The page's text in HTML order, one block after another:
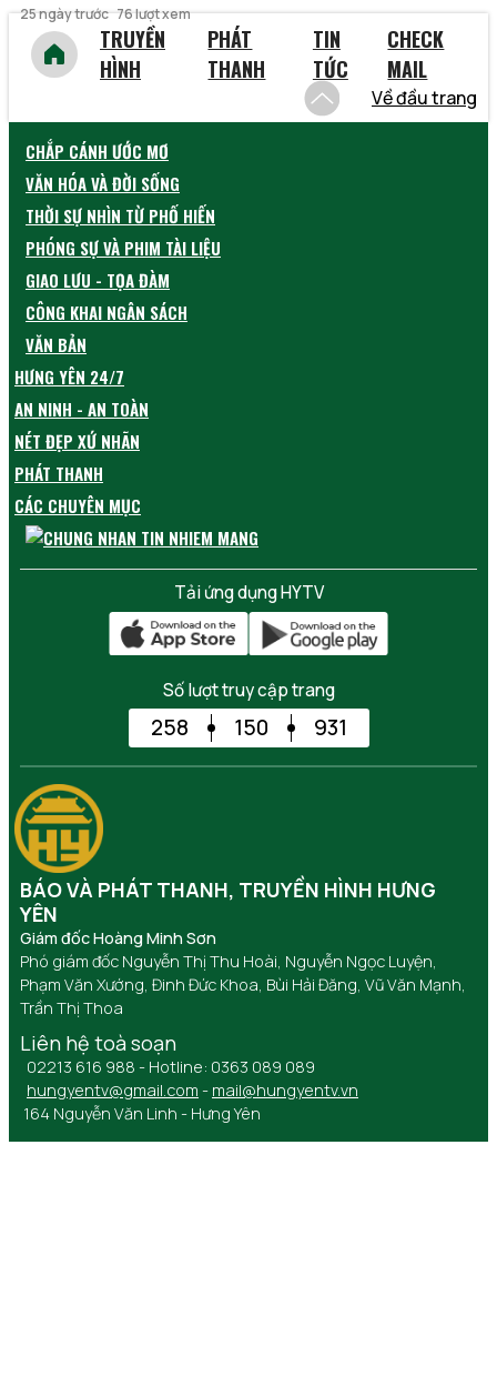
25 ngày trước 76 lượt xem
TRUYỀN
HÌNH
PHÁT
THANH
TIN
TỨC
CHECK
MAIL
Về đầu trang
CHẮP CÁNH ƯỚC MƠ
VĂN HÓA VÀ ĐỜI SỐNG
THỜI SỰ NHÌN TỪ PHỐ HIẾN
PHÓNG SỰ VÀ PHIM TÀI LIỆU
GIAO LƯU - TỌA ĐÀM
CÔNG KHAI NGÂN SÁCH
VĂN BẢN
HƯNG YÊN 24/7
AN NINH - AN TOÀN
NÉT ĐẸP XỨ NHÃN
PHÁT THANH
CÁC CHUYÊN MỤC
Tải ứng dụng HYTV
Số lượt truy cập trang
258 150 931
BÁO VÀ PHÁT THANH, TRUYỀN HÌNH HƯNG
YÊN
Giám đốc Hoàng Minh Sơn
Phó giám đốc Nguyễn Thị Thu Hoài, Nguyễn Ngọc Luyện,
Phạm Văn Xướng, Đinh Đức Khoa, Bùi Hải Đăng, Vũ Văn Mạnh,
Trần Thị Thoa
Liên hệ toà soạn
02213 616 988 - Hotline: 0363 089 089
hungyentv@gmail.com - mail@hungyentv.vn
164 Nguyễn Văn Linh - Hưng Yên